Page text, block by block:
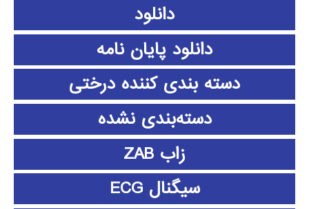
دانلود
دانلود پايان نامه
دسته بندی کننده درختی
دسته‌بندی نشده
زاب ZAB
سیگنال ECG